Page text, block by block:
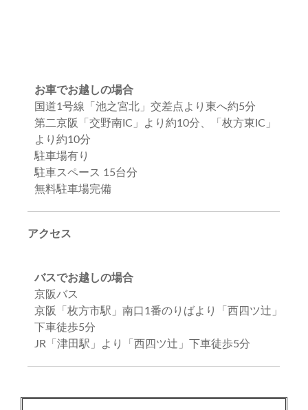
お車でお越しの場合
国道1号線「池之宮北」交差点より東へ約5分
第二京阪「交野南IC」より約10分、「枚方東IC」
より約10分
駐車場有り
駐車スペース 15台分
無料駐車場完備
アクセス
バスでお越しの場合
京阪バス
京阪「枚方市駅」南口1番のりばより「西四ツ辻」
下車徒歩5分
JR「津田駅」より「西四ツ辻」下車徒歩5分